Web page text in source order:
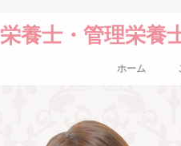
栄養士・管理栄養
ホーム